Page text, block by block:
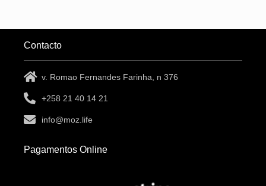
Contacto
v. Romao Fernandes Farinha, n 376
+258 21 40 14 21
info@moz.life
Pagamentos Online